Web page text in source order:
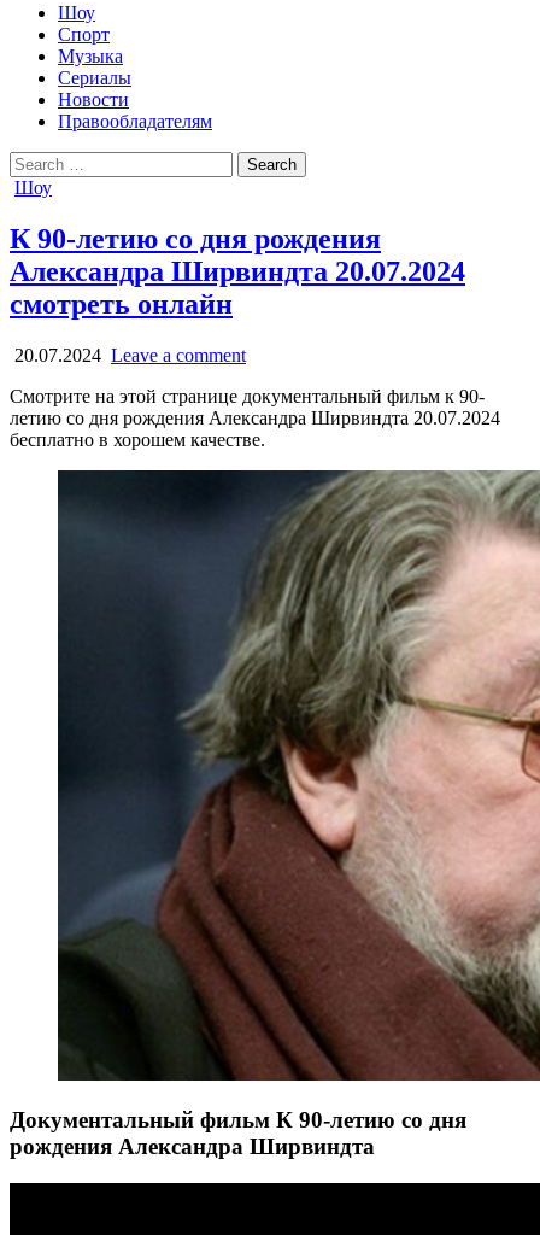
Шоу
Спорт
Музыка
Сериалы
Новости
Правообладателям
Search
for:
Posted
Шоу
К 90-летию со дня рождения
Александра Ширвиндта 20.07.2024
смотреть онлайн
20.07.2024 Leave a comment
Смотрите на этой странице документальный фильм к 90-
летию со дня рождения Александра Ширвиндта 20.07.2024
бесплатно в хорошем качестве.
Документальный фильм К 90-летию со дня
рождения Александра Ширвиндта